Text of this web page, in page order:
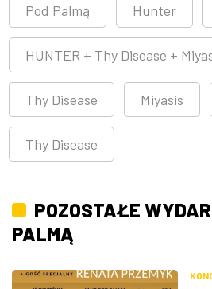
Pod Palmą Hunter
HUNTER + Thy Disease +
Thy Disease Miyasis
Thy Disease
POZOSTAŁE
PALMĄ